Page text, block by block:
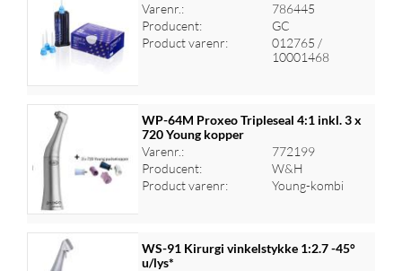
Log ind for at se priser
Varenr.:
786445
Producent:
GC
Product varenr:
012765 /
10001468
Log ind for at se priser
WP-64M Proxeo Tripleseal 4:1 inkl. 3 x
720 Young kopper
Varenr.:
772199
Producent:
W&H
Product varenr:
Young-kombi
WS-91 Kirurgi vinkelstykke 1:2.7 -45°
u/lys*